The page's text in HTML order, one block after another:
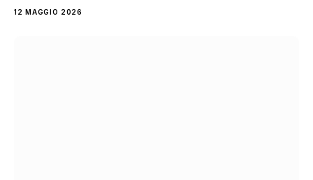
12 MAGGIO 2026